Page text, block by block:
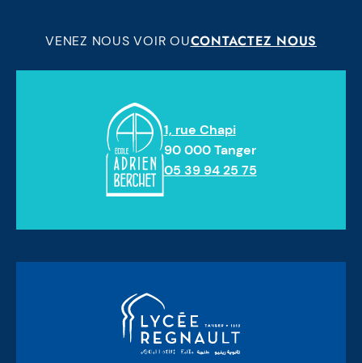
VENEZ NOUS VOIR OUCONTACTEZ NOUS
1, rue Chapi
90 000 Tanger
05 39 94 25 75